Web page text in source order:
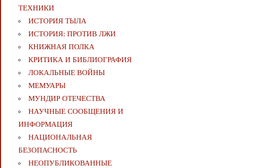
ТЕХНИКИ
ИСТОРИЯ ТЫЛА
ИСТОРИЯ: ПРОТИВ ЛЖИ
КНИЖНАЯ ПОЛКА
КРИТИКА И БИБЛИОГРАФИЯ
ЛОКАЛЬНЫЕ ВОЙНЫ
МЕМУАРЫ
МУНДИР ОТЕЧЕСТВА
НАУЧНЫЕ СООБЩЕНИЯ И
ИНФОРМАЦИЯ
НАЦИОНАЛЬНАЯ
БЕЗОПАСНОСТЬ
НЕОПУБЛИКОВАННЫЕ